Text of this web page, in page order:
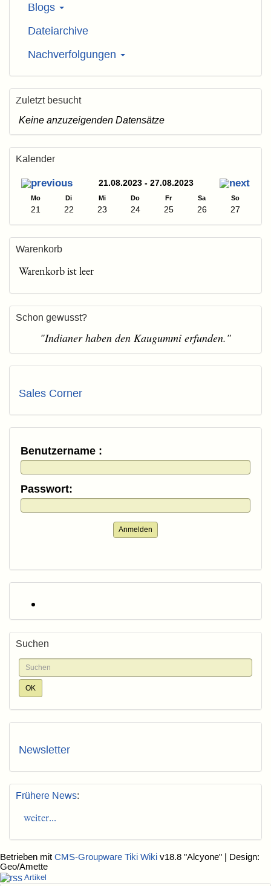
Blogs
Dateiarchive
Nachverfolgungen
Zuletzt besucht
Keine anzuzeigenden Datensätze
Kalender
21.08.2023 - 27.08.2023
Mo Di Mi Do Fr Sa So
21 22 23 24 25 26 27
Warenkorb
Warenkorb ist leer
Schon gewusst?
"Indianer haben den Kaugummi erfunden."
Sales Corner
Benutzername :
Passwort:
Anmelden
Suchen
Newsletter
Frühere News:
weiter...
Betrieben mit CMS-Groupware Tiki Wiki v18.8 "Alcyone" | Design:
Geo/Amette
Artikel